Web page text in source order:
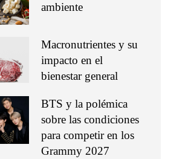
ambiente
Macronutrientes y su
impacto en el
bienestar general
BTS y la polémica
sobre las condiciones
para competir en los
Grammy 2027